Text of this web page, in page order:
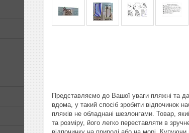
Представляємо до Вашої уваги пляжні та
вдома, у такий спосіб зробити відпочинок
пляжів не обладнані шезлонгами. Товар,
та розміру, його легко переставляти в